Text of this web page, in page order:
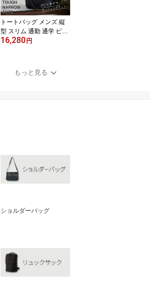
料無料 EL5486
トートバッグ メンズ 縦
型 スリム 通勤 通学 ビジ
ネス 新生活 入学祝い 就
ノートパソコン 本革 お
しゃれ シンプル 黒 ネイ
16,280円
もっと見る
ショルダーバッグ